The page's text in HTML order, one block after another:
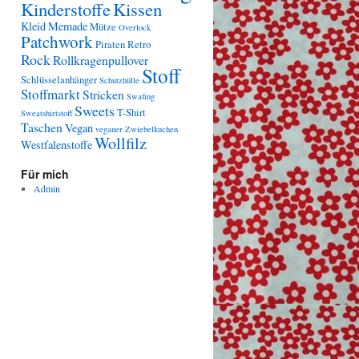
KinderstoffeKissen
KleidMemadeMütze Overlock
PatchworkPiratenRetro
RockRollkragenpullover
Schlüsselanhänger Schutzhülle Stoff
StoffmarktStricken Swafing
Sweatshirtstoff SweetsT-Shirt
Taschen Vegan veganer Zwiebelkuchen
WestfalenstoffeWollfilz
Für mich
Admin